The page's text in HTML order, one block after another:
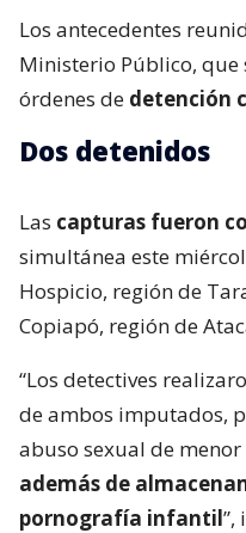
Los antecedentes
Ministerio Público, que
órdenes de detención
Dos detenidos
Las capturas fueron
simultánea este
Hospicio, región de
Copiapó, región de
“Los detectives
de ambos imputados,
abuso sexual de menor
además de
pornografía infantil”,